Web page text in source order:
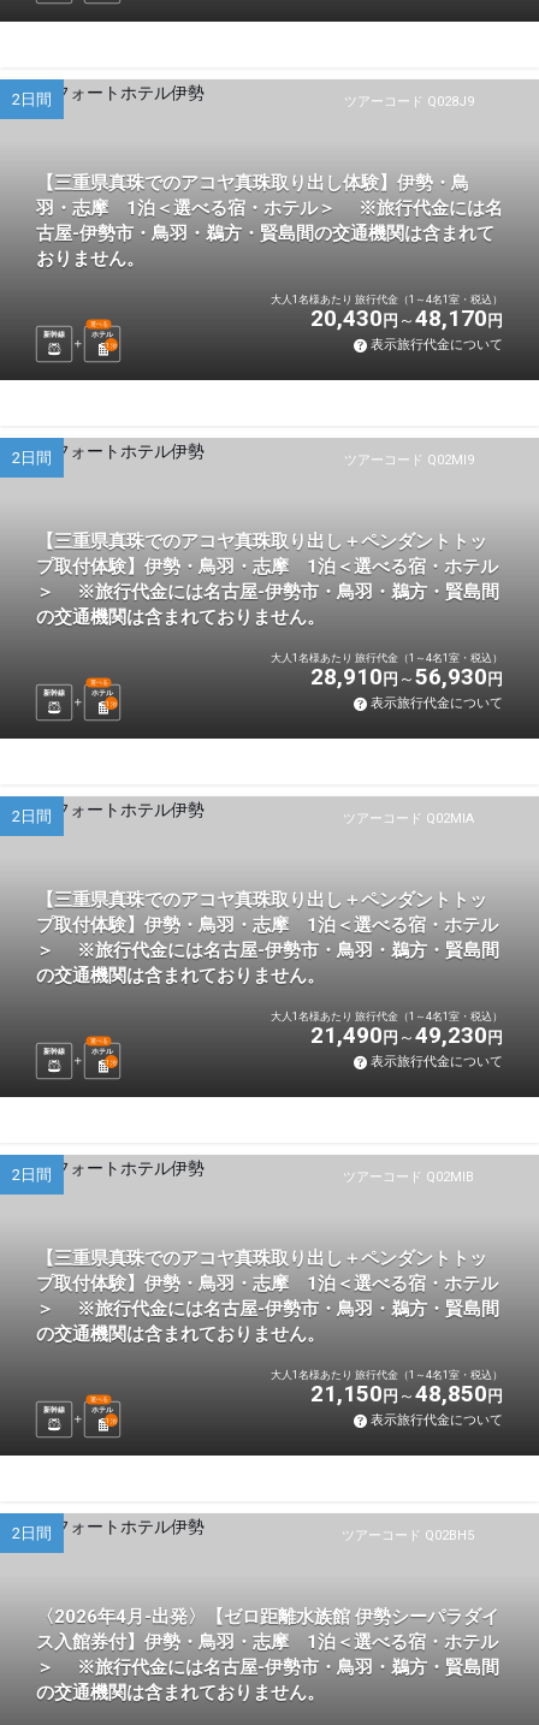
ツアーコード Q028J9
2日間
【三重県真珠でのアコヤ真珠取り出し体験】伊勢・鳥
羽・志摩 1泊＜選べる宿・ホテル＞ ※旅行代金には名
古屋-伊勢市・鳥羽・鵜方・賢島間の交通機関は含まれて
おりません。
新幹線 ホテル
選べる
1 泊
大人1名様あたり 旅行代金（1～4名1室・税込）
20,430 円 48,170 円
表示旅行代金について
ツアーコード Q02MI9
2日間
【三重県真珠でのアコヤ真珠取り出し＋ペンダントトッ
プ取付体験】伊勢・鳥羽・志摩 1泊＜選べる宿・ホテル
＞ ※旅行代金には名古屋-伊勢市・鳥羽・鵜方・賢島間
の交通機関は含まれておりません。
新幹線 ホテル
選べる
1 泊
大人1名様あたり 旅行代金（1～4名1室・税込）
28,910 円 56,930 円
表示旅行代金について
ツアーコード Q02MIA
2日間
【三重県真珠でのアコヤ真珠取り出し＋ペンダントトッ
プ取付体験】伊勢・鳥羽・志摩 1泊＜選べる宿・ホテル
＞ ※旅行代金には名古屋-伊勢市・鳥羽・鵜方・賢島間
の交通機関は含まれておりません。
新幹線 ホテル
選べる
1 泊
大人1名様あたり 旅行代金（1～4名1室・税込）
21,490 円 49,230 円
表示旅行代金について
ツアーコード Q02MIB
2日間
【三重県真珠でのアコヤ真珠取り出し＋ペンダントトッ
プ取付体験】伊勢・鳥羽・志摩 1泊＜選べる宿・ホテル
＞ ※旅行代金には名古屋-伊勢市・鳥羽・鵜方・賢島間
の交通機関は含まれておりません。
新幹線 ホテル
選べる
1 泊
大人1名様あたり 旅行代金（1～4名1室・税込）
21,150 円 48,850 円
表示旅行代金について
ツアーコード Q02BH5
2日間
〈2026年4月-出発〉【ゼロ距離水族館 伊勢シーパラダイ
ス入館券付】伊勢・鳥羽・志摩 1泊＜選べる宿・ホテル
＞ ※旅行代金には名古屋-伊勢市・鳥羽・鵜方・賢島間
の交通機関は含まれておりません。